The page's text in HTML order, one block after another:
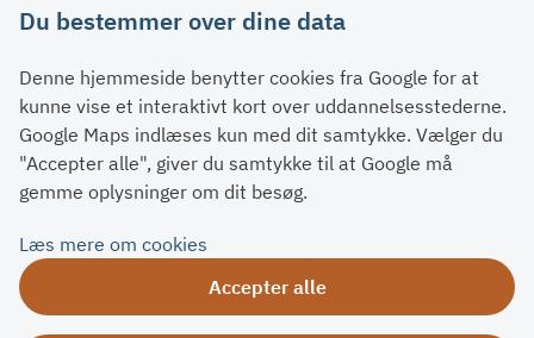
Spørgsmål og svar
Kontakt
Paragraffer
Om su.dk
Du bestemmer over dine data
Denne hjemmeside benytter cookies fra Google for at
kunne vise et interaktivt kort over uddannelsesstederne.
Google Maps indlæses kun med dit samtykke. Vælger du
"Accepter alle", giver du samtykke til at Google må
gemme oplysninger om dit besøg.
Læs mere om cookies
Accepter alle